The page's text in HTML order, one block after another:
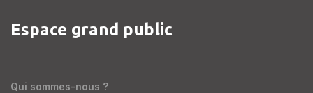
Espace grand public
Qui sommes-nous ?